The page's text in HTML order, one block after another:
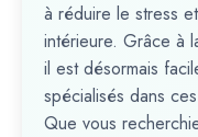
à réduire le stress
intérieure. Grâce à
il est désormais
spécialisés dans
Que vous